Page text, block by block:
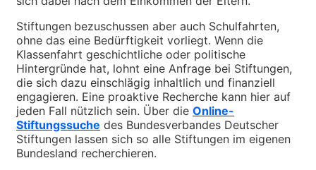
Stiftungen bezuschussen aber auch Schulfahrten,
ohne das eine Bedürftigkeit vorliegt. Wenn die
Klassenfahrt geschichtliche oder politische
Hintergründe hat, lohnt eine Anfrage bei Stiftungen,
die sich dazu einschlägig inhaltlich und finanziell
engagieren. Eine proaktive Recherche kann hier auf
jeden Fall nützlich sein. Über die Online-
Stiftungssuche des Bundesverbandes Deutscher
Stiftungen lassen sich so alle Stiftungen im eigenen
Bundesland recherchieren.